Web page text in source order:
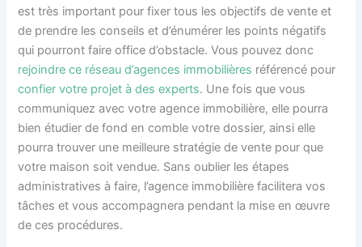
est très important pour fixer tous les objectifs de vente et
de prendre les conseils et d’énumérer les points négatifs
qui pourront faire office d’obstacle. Vous pouvez donc
rejoindre ce réseau d’agences immobilières référencé pour
confier votre projet à des experts. Une fois que vous
communiquez avec votre agence immobilière, elle pourra
bien étudier de fond en comble votre dossier, ainsi elle
pourra trouver une meilleure stratégie de vente pour que
votre maison soit vendue. Sans oublier les étapes
administratives à faire, l’agence immobilière facilitera vos
tâches et vous accompagnera pendant la mise en œuvre
de ces procédures.